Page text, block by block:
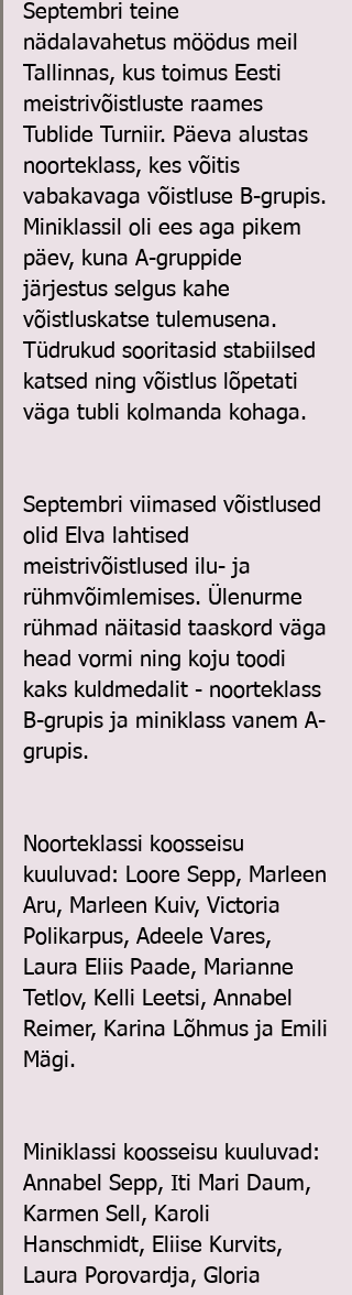
Septembri teine
nädalavahetus möödus meil
Tallinnas, kus toimus Eesti
meistrivõistluste raames
Tublide Turniir. Päeva alustas
noorteklass, kes võitis
vabakavaga võistluse B-grupis.
Miniklassil oli ees aga pikem
päev, kuna A-gruppide
järjestus selgus kahe
võistluskatse tulemusena.
Tüdrukud sooritasid stabiilsed
katsed ning võistlus lõpetati
väga tubli kolmanda kohaga.
Septembri viimased võistlused
olid Elva lahtised
meistrivõistlused ilu- ja
rühmvõimlemises. Ülenurme
rühmad näitasid taaskord väga
head vormi ning koju toodi
kaks kuldmedalit - noorteklass
B-grupis ja miniklass vanem A-
grupis.
Noorteklassi koosseisu
kuuluvad: Loore Sepp, Marleen
Aru, Marleen Kuiv, Victoria
Polikarpus, Adeele Vares,
Laura Eliis Paade, Marianne
Tetlov, Kelli Leetsi, Annabel
Reimer, Karina Lõhmus ja Emili
Mägi.
Miniklassi koosseisu kuuluvad:
Annabel Sepp, Iti Mari Daum,
Karmen Sell, Karoli
Hanschmidt, Eliise Kurvits,
Laura Porovardja, Gloria